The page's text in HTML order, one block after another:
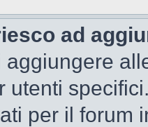
ad
aggiungere
utenti
per il forum